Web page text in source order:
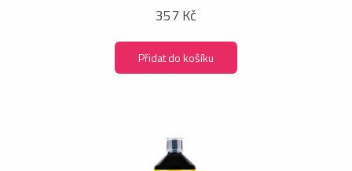
357 Kč
Přidat do košíku